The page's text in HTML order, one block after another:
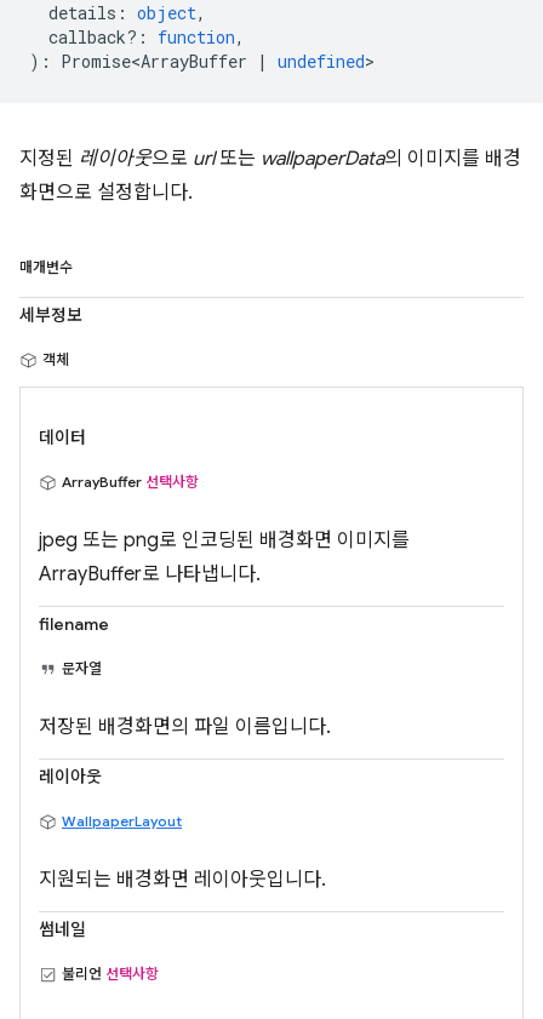
details : object,
callback? : function,
) : Promise<ArrayBuffer | undefined>
지정된 레이아웃으로 url또는 wallpaperData의 이미지를 배경
화면으로 설정합니다.
매개변수
세부정보
객체
데이터
ArrayBuffer 선택사항
jpeg 또는 png로 인코딩된 배경화면 이미지를
ArrayBuffer로 나타냅니다.
filename
문자열
저장된 배경화면의 파일 이름입니다.
레이아웃
WallpaperLayout
지원되는 배경화면 레이아웃입니다.
썸네일
불리언 선택사항